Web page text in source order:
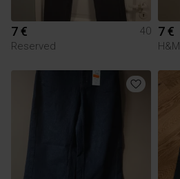
7 €
40
Reserved
7 €
H&M